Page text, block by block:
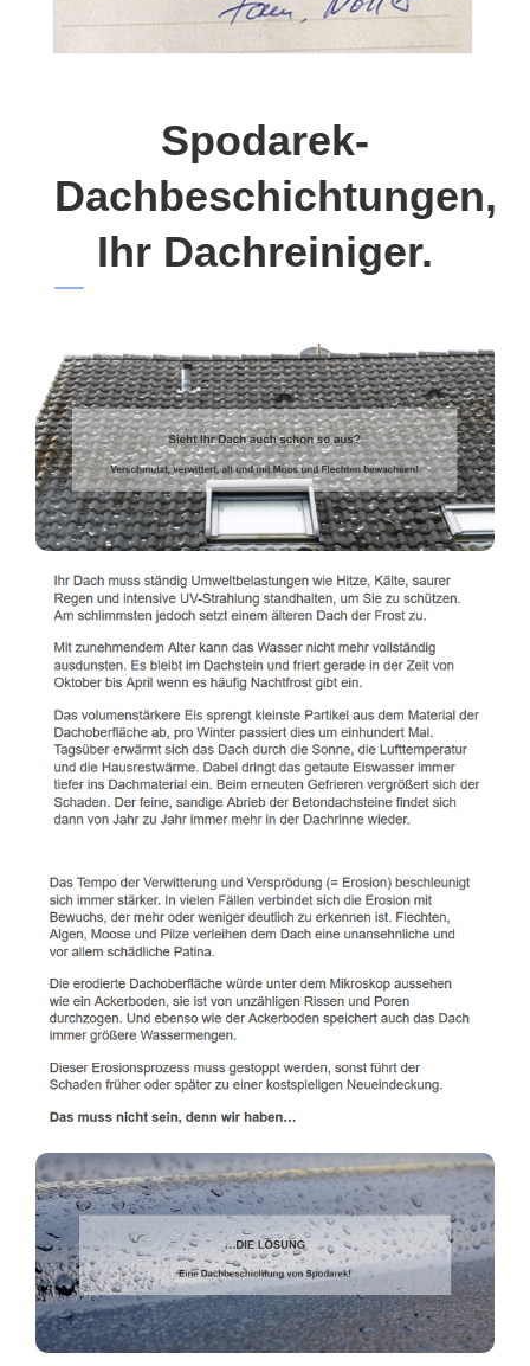
Spodarek-
Dachbeschichtungen,
Ihr Dachreiniger.